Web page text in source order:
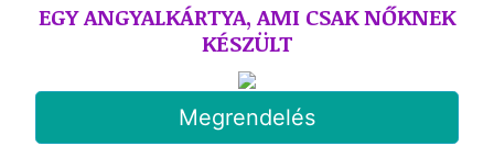
EGY ANGYALKÁRTYA, AMI CSAK NŐKNEK
KÉSZÜLT
Megrendelés